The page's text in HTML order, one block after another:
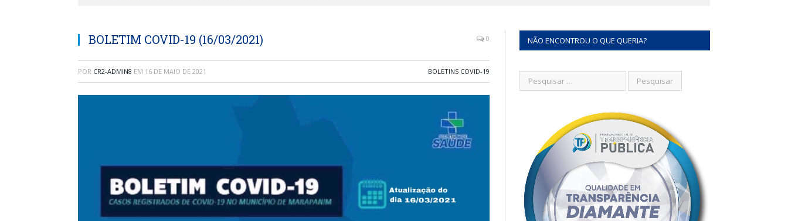
BOLETIM COVID-19 (16/03/2021) 0
POR CR2-ADMIN8 EM 16 DE MAIO DE 2021 BOLETINS COVID-19
NÃO ENCONTROU O QUE QUERIA?